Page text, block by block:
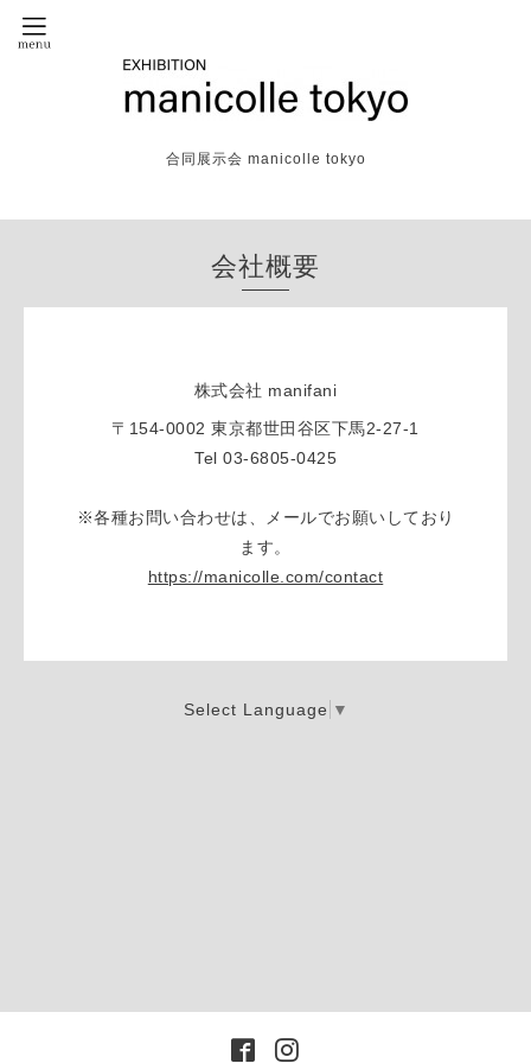
合同展示会 manicolle tokyo
会社概要
株式会社 manifani
〒154-0002 東京都世田谷区下馬2-27-1
Tel 03-6805-0425
※各種お問い合わせは、メールでお願いしており
ます。
https://manicolle.com/contact
Select Language ▼